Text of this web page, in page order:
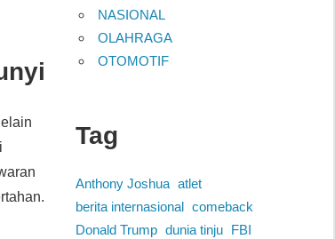
NASIONAL
OLAHRAGA
OTOMOTIF
Tag
Anthony Joshua atlet
berita internasional comeback
Donald Trump dunia tinju
FBI